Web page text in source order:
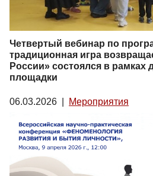
Четвертый вебинар по
традиционная игра
России» состоялся в рамках
площадки
06.03.2026 Мероприятия